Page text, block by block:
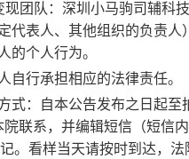
团队：深圳小马驹司辅科
代表人、其他组织的负责
的个人行为。
自行承担相应的法律责任。
式：自本公告发布之日起
联系，并编辑短信（短信
。看样当天请按时到达，